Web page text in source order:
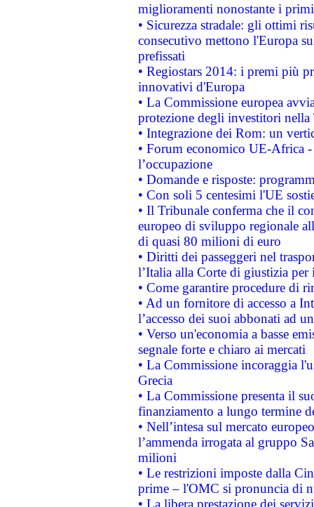
miglioramenti nonostante i
• Sicurezza stradale: gli ottimi
consecutivo mettono l'Europa
prefissati
• Regiostars 2014: i premi più
innovativi d'Europa
• La Commissione europea
protezione degli investitori
• Integrazione dei Rom: un
• Forum economico UE-Africa -
l’occupazione
• Domande e risposte:
• Con soli 5 centesimi l'UE
• Il Tribunale conferma che il
europeo di sviluppo regionale
di quasi 80 milioni di euro
• Diritti dei passeggeri nel
l’Italia alla Corte di giustizia
• Come garantire procedure di
• Ad un fornitore di accesso a
l’accesso dei suoi abbonati ad
• Verso un'economia a basse
segnale forte e chiaro ai mercati
• La Commissione incoraggia
Grecia
• La Commissione presenta il
finanziamento a lungo termine
• Nell’intesa sul mercato
l’ammenda irrogata al gruppo
milioni
• Le restrizioni imposte dalla
prime – l'OMC si pronuncia di
• La libera prestazione dei